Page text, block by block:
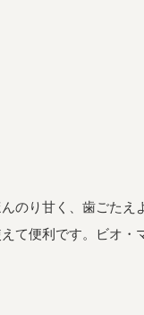
のり甘く、歯ごた
て便利です。ビオ